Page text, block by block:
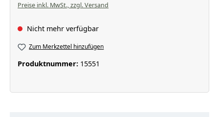
Preise inkl. MwSt., zzgl. Versand
Nicht mehr verfügbar
Zum Merkzettel hinzufügen
Produktnummer: 15551